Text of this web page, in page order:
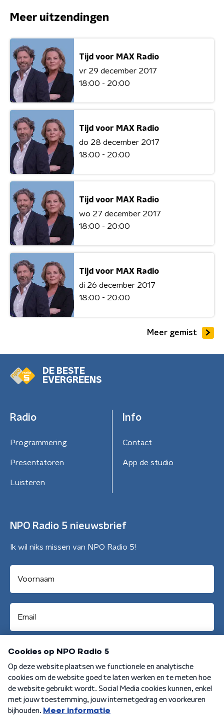
Meer uitzendingen
Tijd voor MAX Radio
vr 29 december 2017
18:00 - 20:00
Tijd voor MAX Radio
do 28 december 2017
18:00 - 20:00
Tijd voor MAX Radio
wo 27 december 2017
18:00 - 20:00
Tijd voor MAX Radio
di 26 december 2017
18:00 - 20:00
Meer gemist
DE BESTE
EVERGREENS
Radio
Programmering
Presentatoren
Luisteren
Info
Contact
App de studio
NPO Radio 5 nieuwsbrief
Ik wil niks missen van NPO Radio 5!
Aanmelden
Algemene voorwaarden